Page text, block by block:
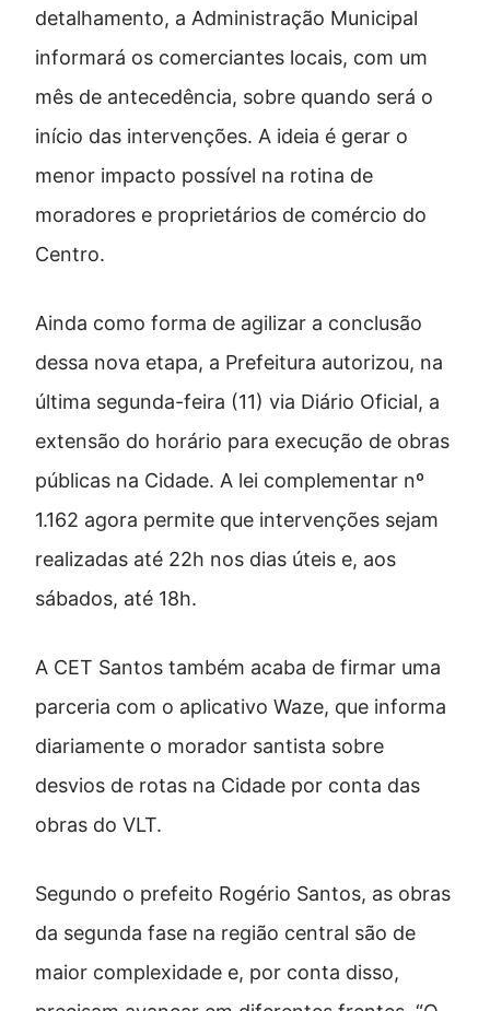
detalhamento, a Administração Municipal
informará os comerciantes locais, com um
mês de antecedência, sobre quando será o
início das intervenções. A ideia é gerar o
menor impacto possível na rotina de
moradores e proprietários de comércio do
Centro.
Ainda como forma de agilizar a conclusão
dessa nova etapa, a Prefeitura autorizou, na
última segunda-feira (11) via Diário Oficial, a
extensão do horário para execução de obras
públicas na Cidade. A lei complementar nº
1.162 agora permite que intervenções sejam
realizadas até 22h nos dias úteis e, aos
sábados, até 18h.
A CET Santos também acaba de firmar uma
parceria com o aplicativo Waze, que informa
diariamente o morador santista sobre
desvios de rotas na Cidade por conta das
obras do VLT.
Segundo o prefeito Rogério Santos, as obras
da segunda fase na região central são de
maior complexidade e, por conta disso,